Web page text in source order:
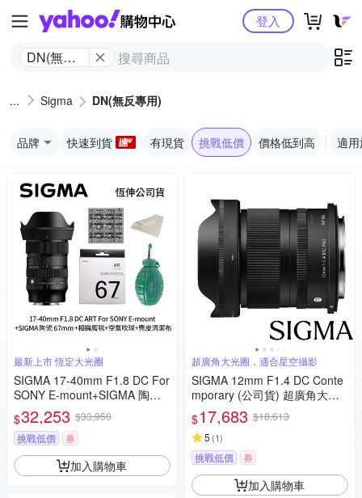
Yahoo購物中心
DN(無反
登入
Sigma DN(無反專用)
品牌 快速到貨 有現貨 挑戰低價 價格低到高 適
最新上市 恆定大光圈
SIGMA 17-40mm F1.8 DC For
SONY E-mount+SIGMA 陶瓷 6
7mm保護鏡+相機魔毯+BW-13
0吹球+3030麂皮清潔布 (公司
貨)
$32,253 $33,950
挑戰低價
券
加入購物車
超廣角大光圈，適合星空攝影
SIGMA 12mm F1.4 DC Conte
mporary (公司貨) 超廣角大光
圈定焦鏡 星空鏡 APS-C 無反微
單眼專用鏡頭
$17,683 $18,613
5 (1)
挑戰低價 券
加入購物車